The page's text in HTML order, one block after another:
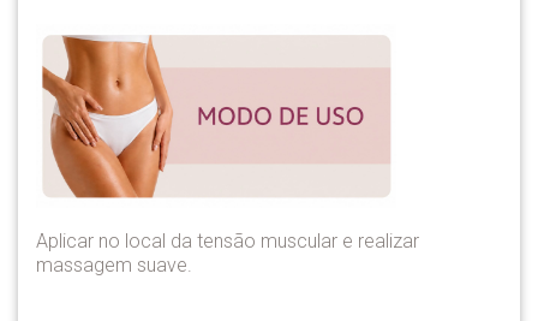
Aplicar no local da tensão muscular e realizar
massagem suave.